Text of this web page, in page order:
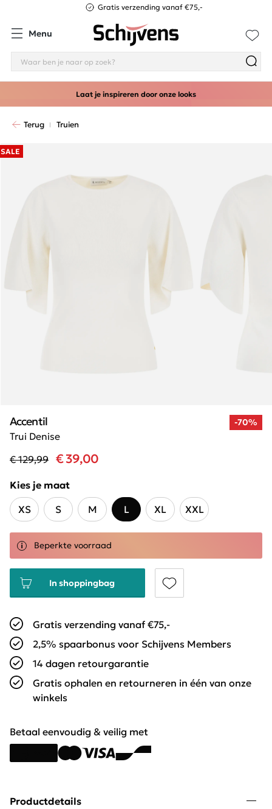
Gratis verzending vanaf €75,-
Menu
Laat je inspireren door onze looks
Terug Truien
SALE
-70%
Trui Denise
Accentil
€ 129,99 € 39,00
Kies je maat
XS
S M L XL XXL
Beperkte voorraad
In shoppingbag
Gratis verzending vanaf €75,-
2,5% spaarbonus voor Schijvens Members
14 dagen retourgarantie
Gratis ophalen en retourneren in één van onze
winkels
Betaal eenvoudig & veilig met
Productdetails